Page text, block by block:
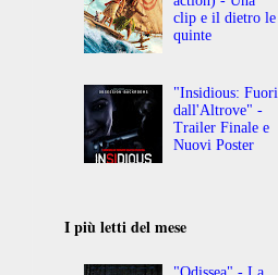
clip e il dietro le
quinte
"Insidious: Fuori
dall'Altrove" -
Trailer Finale e
Nuovi Poster
I più letti del mese